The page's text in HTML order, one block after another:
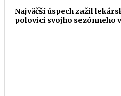
Najväčší úspech zažil
polovici svojho sezónneho